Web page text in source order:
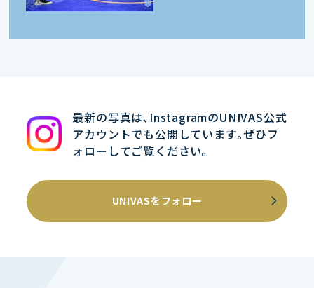
最新の写真は､InstagramのUNIVAS公式
アカウントでも公開しています｡ぜひフ
ォローしてご覧ください｡
UNIVASをフォロー